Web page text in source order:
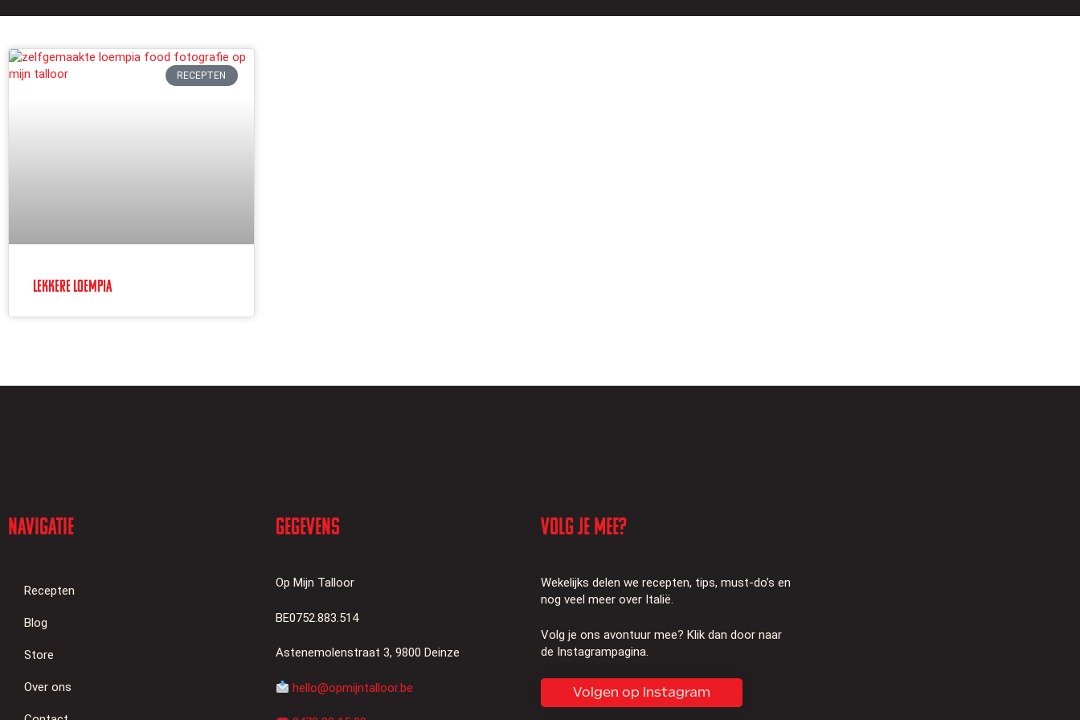
RECEPTEN
Lekkere Loempia
Navigatie
Recepten
Blog
Store
Over ons
Gegevens
Op Mijn Talloor
BE0752.883.514
Astenemolenstraat 3, 9800 Deinze
hello@opmijntalloor.be
Volg je mee?
Wekelijks delen we recepten, tips, must-do’s en
nog veel meer over Italië.
Volg je ons avontuur mee? Klik dan door naar
de Instagrampagina.
Volgen op Instagram